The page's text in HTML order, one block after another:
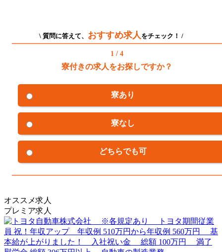
\ 質問に答えて、 おすすめ求人をチェック！ /
1 / 4
寮付きの求人をお探しですか？
寮あり
寮なし
どちらでも可
オススメ求人
プレミア求人